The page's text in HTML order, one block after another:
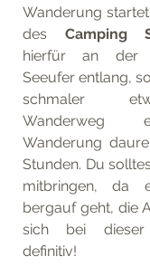
Wanderung
des Camping
hierfür an der
Seeufer entlang,
schmaler
Wanderweg
Wanderung
Stunden. Du
mitbringen, da
bergauf geht, die
sich bei
definitiv!